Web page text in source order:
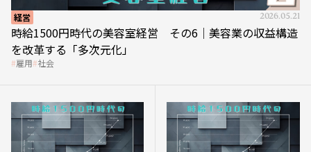
経営 2026.05.21
時給1500円時代の美容室経営 その6｜美容業の収益構造
を改革する「多次元化」
雇用 社会